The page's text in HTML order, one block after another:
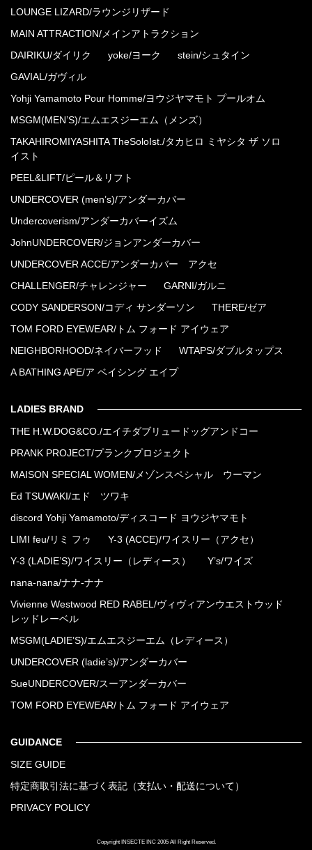
LOUNGE LIZARD/ラウンジリザード
MAIN ATTRACTION/メインアトラクション
DAIRIKU/ダイリク yoke/ヨーク stein/シュタイン
GAVIAL/ガヴィル
Yohji Yamamoto Pour Homme/ヨウジヤマモト プールオム
MSGM(MEN’S)/エムエスジーエム（メンズ）
TAKAHIROMIYASHITA TheSoloIst./タカヒロ ミヤシタ ザ ソロ
イスト
PEEL&LIFT/ピール＆リフト
UNDERCOVER (men’s)/アンダーカバー
Undercoverism/アンダーカバーイズム
JohnUNDERCOVER/ジョンアンダーカバー
UNDERCOVER ACCE/アンダーカバー アクセ
CHALLENGER/チャレンジャー GARNI/ガルニ
CODY SANDERSON/コディ サンダーソン THERE/ゼア
TOM FORD EYEWEAR/トム フォード アイウェア
NEIGHBORHOOD/ネイバーフッド WTAPS/ダブルタップス
A BATHING APE/ア ベイシング エイプ
LADIES BRAND
THE H.W.DOG&CO./エイチダブリュードッグアンドコー
PRANK PROJECT/プランクプロジェクト
MAISON SPECIAL WOMEN/メゾンスペシャル ウーマン
Ed TSUWAKI/エド ツワキ
discord Yohji Yamamoto/ディスコード ヨウジヤマモト
LIMI feu/リミ フゥ Y-3 (ACCE)/ワイスリー（アクセ）
Y-3 (LADIE’S)/ワイスリー（レディース） Y’s/ワイズ
nana-nana/ナナ-ナナ
Vivienne Westwood RED RABEL/ヴィヴィアンウエストウッド
レッドレーベル
MSGM(LADIE’S)/エムエスジーエム（レディース）
UNDERCOVER (ladie’s)/アンダーカバー
SueUNDERCOVER/スーアンダーカバー
TOM FORD EYEWEAR/トム フォード アイウェア
GUIDANCE
SIZE GUIDE
特定商取引法に基づく表記（支払い・配送について）
PRIVACY POLICY
Copyright INSECTE INC 2005 All Right Reserved.